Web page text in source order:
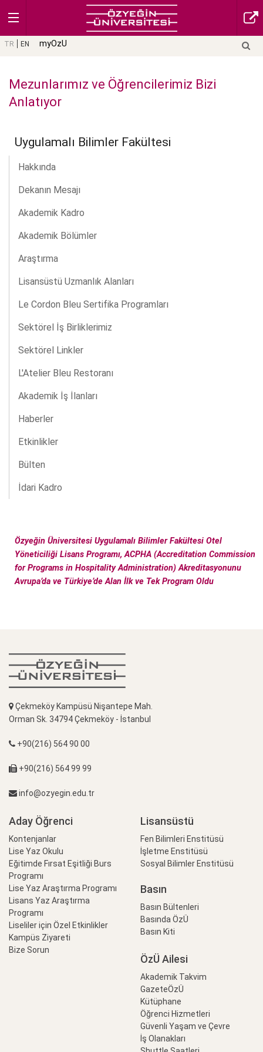
TR EN myOzU
Mezunlarımız ve Öğrencilerimiz Bizi
Anlatıyor
Uygulamalı Bilimler Fakültesi
Hakkında
Dekanın Mesajı
Akademik Kadro
Akademik Bölümler
Araştırma
Lisansüstü Uzmanlık Alanları
Le Cordon Bleu Sertifika Programları
Sektörel İş Birliklerimiz
Sektörel Linkler
L'Atelier Bleu Restoranı
Akademik İş İlanları
Haberler
Etkinlikler
Bülten
İdari Kadro
Özyeğin Üniversitesi Uygulamalı Bilimler Fakültesi Otel
Yöneticiliği Lisans Programı, ACPHA (Accreditation Commission
for Programs in Hospitality Administration) Akreditasyonunu
Avrupa’da ve Türkiye’de Alan İlk ve Tek Program Oldu
Çekmeköy Kampüsü Nişantepe Mah.
Orman Sk. 34794 Çekmeköy - İstanbul
+90(216) 564 90 00
+90(216) 564 99 99
info@ozyegin.edu.tr
Aday Öğrenci
Kontenjanlar
Lise Yaz Okulu
Eğitimde Fırsat Eşitliği Burs
Programı
Lise Yaz Araştırma Programı
Lisans Yaz Araştırma
Programı
Liseliler için Özel Etkinlikler
Kampüs Ziyareti
Bize Sorun
Lisansüstü
Fen Bilimleri Enstitüsü
İşletme Enstitüsü
Sosyal Bilimler Enstitüsü
Basın
Basın Bültenleri
Basında ÖzÜ
Basın Kiti
ÖzÜ Ailesi
Akademik Takvim
GazeteÖzÜ
Kütüphane
Öğrenci Hizmetleri
Güvenli Yaşam ve Çevre
İş Olanakları